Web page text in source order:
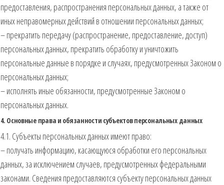
предоставления, распространения персональных данных, а также от
иных неправомерных действий в отношении персональных данных;
– прекратить передачу (распространение, предоставление, доступ)
персональных данных, прекратить обработку и уничтожить
персональные данные в порядке и случаях, предусмотренных Законом о
персональных данных;
– исполнять иные обязанности, предусмотренные Законом о
персональных данных.
4. Основные права и обязанности субъектов персональных данных
4.1. Субъекты персональных данных имеют право:
– получать информацию, касающуюся обработки его персональных
данных, за исключением случаев, предусмотренных федеральными
законами. Сведения предоставляются субъекту персональных данных